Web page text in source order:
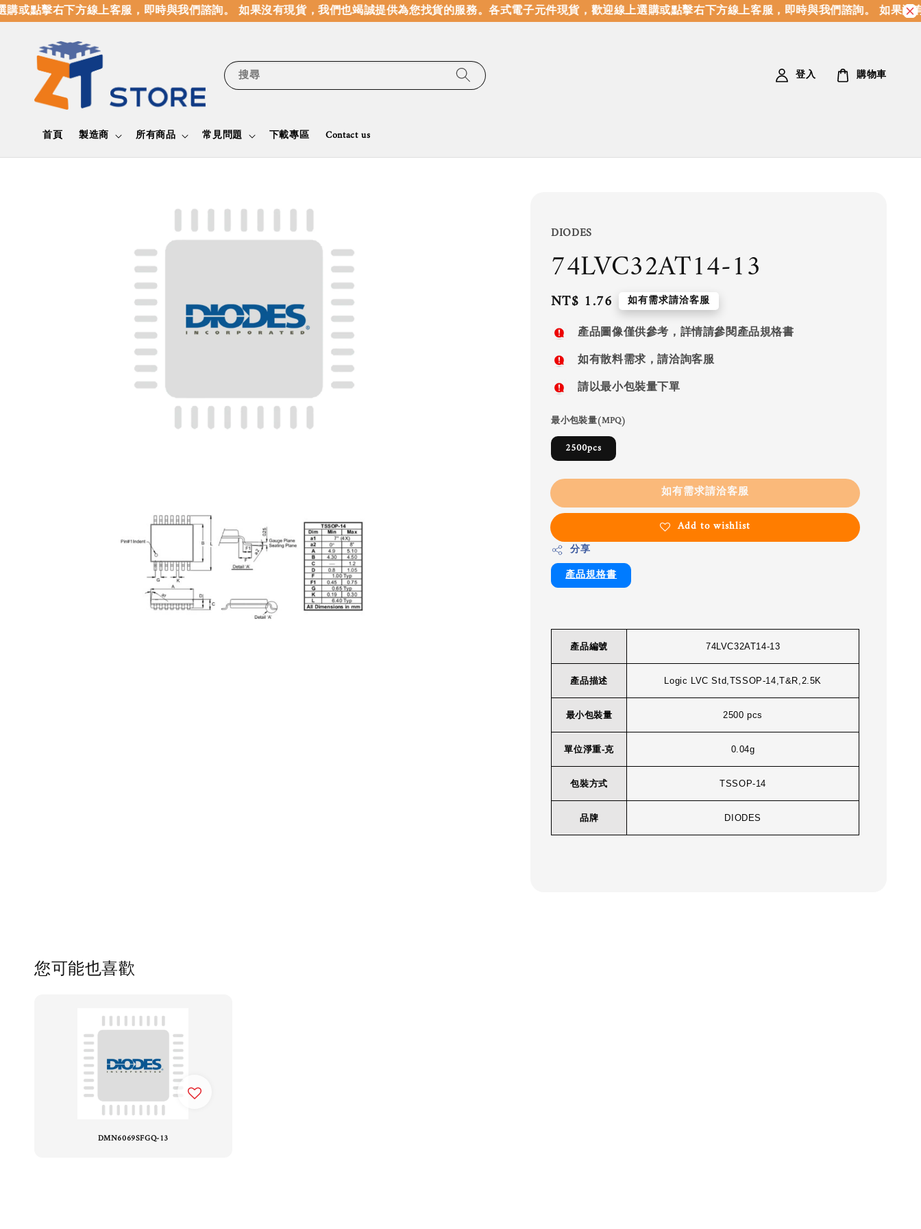
點擊右下方線上客服，即時與我們諮詢。 如果沒有現貨，我們也竭誠提供為您找貨的服務。各式電子元件現貨，歡迎線上選購或點擊右下方線上客服，即時與我們諮詢。 如果沒有
搜尋
首頁 製造商 所有商品 常見問題 下載專區 Contact us
登入 購物車
DIODES
74LVC32AT14-13
Regular
price
NT$ 1.76 如有需求請洽客服
產品圖像僅供參考，詳情請參閱產品規格書
如有散料需求，請洽詢客服
請以最小包裝量下單
最小包裝量(MPQ)
2500pcs
如有需求請洽客服
Add to wishlist
分享
產品規格書
產品編號 74LVC32AT14-13
產品描述 Logic LVC Std,TSSOP-14,T&R,2.5K
最小包裝量 2500 pcs
單位淨重-克 0.04g
包裝方式 TSSOP-14
品牌 DIODES
您可能也喜歡
DMN6069SFGQ-13